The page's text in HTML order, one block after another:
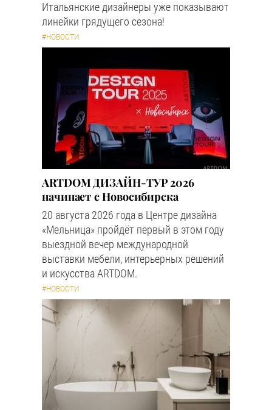
Итальянские дизайнеры уже показывают
линейки грядущего сезона!
#НОВОСТИ
ARTDOM ДИЗАЙН-ТУР 2026
начинает с Новосибирска
20 августа 2026 года в Центре дизайна
«Мельница» пройдёт первый в этом году
выездной вечер международной
выставки мебели, интерьерных решений
и искусства ARTDOM.
#НОВОСТИ